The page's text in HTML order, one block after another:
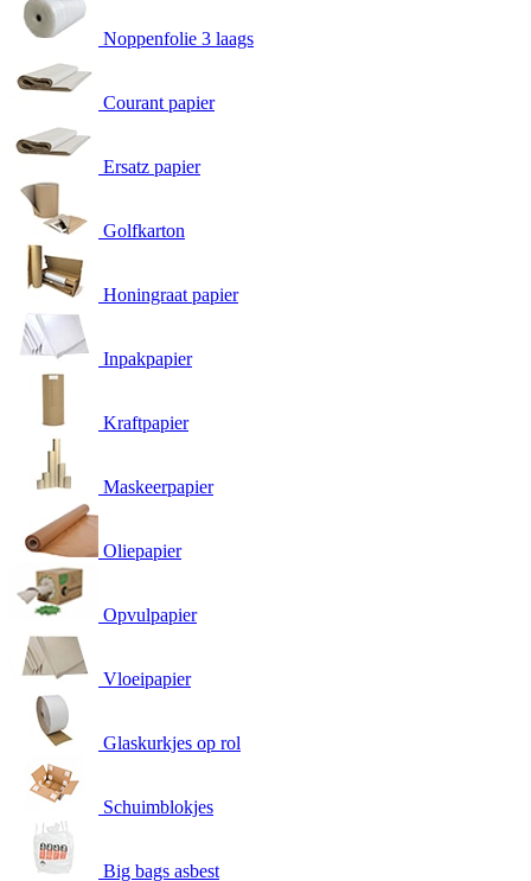
Noppenfolie 3 laags
Courant papier
Ersatz papier
Golfkarton
Honingraat papier
Inpakpapier
Kraftpapier
Maskeerpapier
Oliepapier
Opvulpapier
Vloeipapier
Glaskurkjes op rol
Schuimblokjes
Big bags asbest